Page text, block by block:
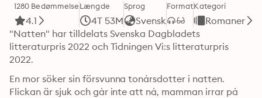
1280 Bedømmelse
4.1
Længde
4T 53M
Sprog
Svensk
FormatKategori
Romaner
"Natten" har tilldelats Svenska Dagbladets
litteraturpris 2022 och Tidningen Vi:s litteraturpris
2022.
En mor söker sin försvunna tonårsdotter i natten.
Flickan är sjuk och går inte att nå, mamman irrar på